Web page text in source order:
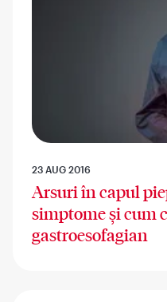
23 AUG 2016
Arsuri în capul
simptome și cum
gastroesofagian